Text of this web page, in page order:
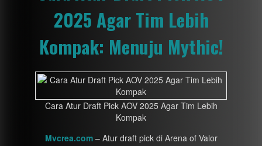
2025 Agar Tim Lebih
Kompak: Menuju Mythic!
Cara Atur Draft Pick AOV 2025 Agar Tim Lebih
Kompak
Mvcrea.com– Atur draft pick di Arena of Valor